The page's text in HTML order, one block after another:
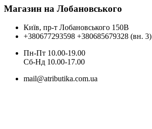
Магазин на Лобановського
Київ, пр-т Лобановського 150В
+380677293598 +380685679328 (вн. 3)
Пн-Пт 10.00-19.00
Cб-Нд 10.00-17.00
mail@atributika.com.ua